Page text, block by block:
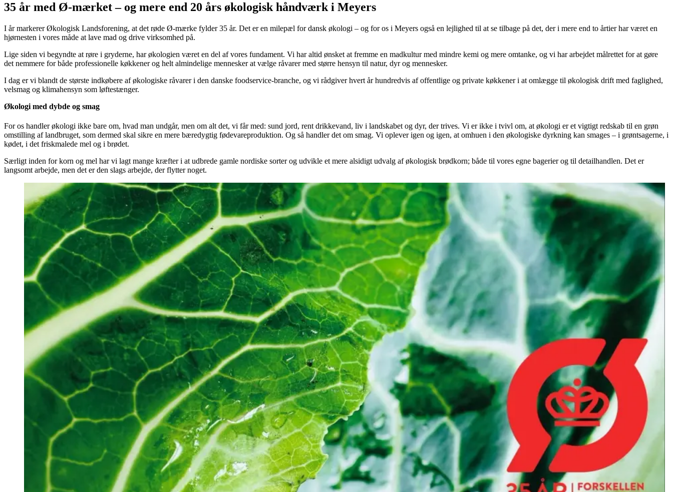
35 år med Ø-mærket – og mere end 20 års økologisk håndværk i Meyers
I år markerer Økologisk Landsforening, at det røde Ø-mærke fylder 35 år. Det er en milepæl for dansk økologi – og for os i Meyers også en lejlighed til at se tilbage på det, der i mere end to årtier har været en
hjørnesten i vores måde at lave mad og drive virksomhed på.
Lige siden vi begyndte at røre i gryderne, har økologien været en del af vores fundament. Vi har altid ønsket at fremme en madkultur med mindre kemi og mere omtanke, og vi har arbejdet målrettet for at gøre
det nemmere for både professionelle køkkener og helt almindelige mennesker at vælge råvarer med større hensyn til natur, dyr og mennesker.
I dag er vi blandt de største indkøbere af økologiske råvarer i den danske foodservice-branche, og vi rådgiver hvert år hundredvis af offentlige og private køkkener i at omlægge til økologisk drift med faglighed,
velsmag og klimahensyn som løftestænger.
Økologi med dybde og smag
For os handler økologi ikke bare om, hvad man undgår, men om alt det, vi får med: sund jord, rent drikkevand, liv i landskabet og dyr, der trives. Vi er ikke i tvivl om, at økologi er et vigtigt redskab til en grøn
omstilling af landbruget, som dermed skal sikre en mere bæredygtig fødevareproduktion. Og så handler det om smag. Vi oplever igen og igen, at omhuen i den økologiske dyrkning kan smages – i grøntsagerne, i
kødet, i det friskmalede mel og i brødet.
Særligt inden for korn og mel har vi lagt mange kræfter i at udbrede gamle nordiske sorter og udvikle et mere alsidigt udvalg af økologisk brødkorn; både til vores egne bagerier og til detailhandlen. Det er
langsomt arbejde, men det er den slags arbejde, der flytter noget.